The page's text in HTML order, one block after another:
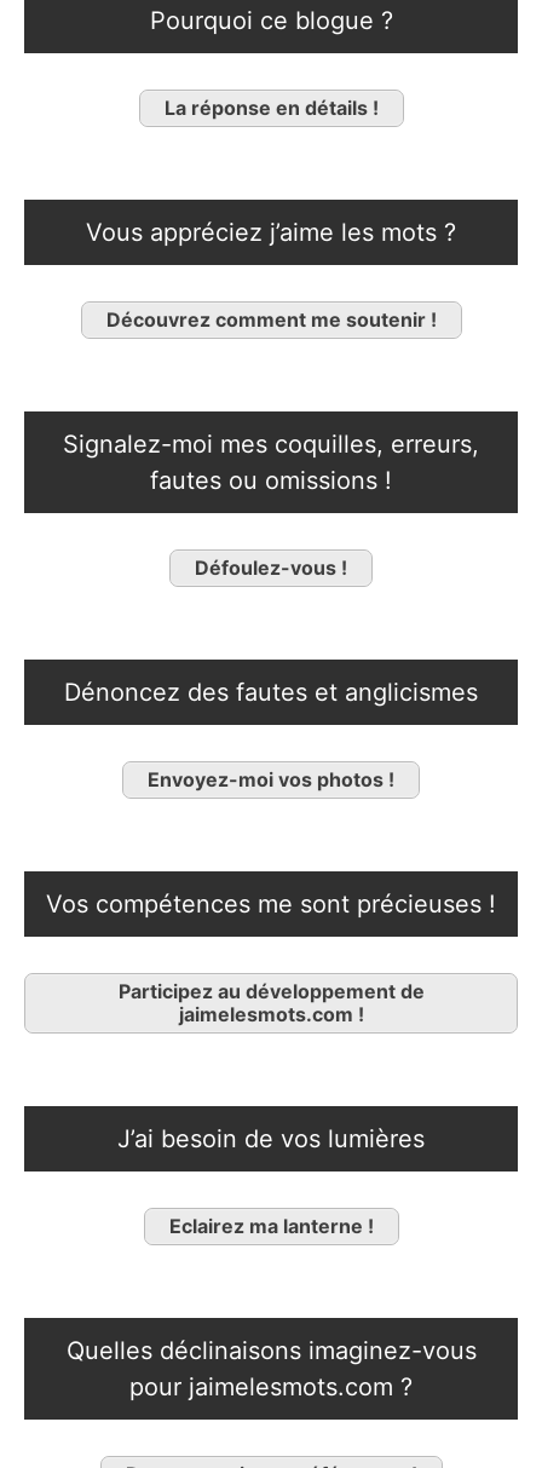
Pourquoi ce blogue ?
La réponse en détails !
Vous appréciez j’aime les mots ?
Découvrez comment me soutenir !
Signalez-moi mes coquilles, erreurs,
fautes ou omissions !
Défoulez-vous !
Dénoncez des fautes et anglicismes
Envoyez-moi vos photos !
Vos compétences me sont précieuses !
Participez au développement de
jaimelesmots.com !
J’ai besoin de vos lumières
Eclairez ma lanterne !
Quelles déclinaisons imaginez-vous
pour jaimelesmots.com ?